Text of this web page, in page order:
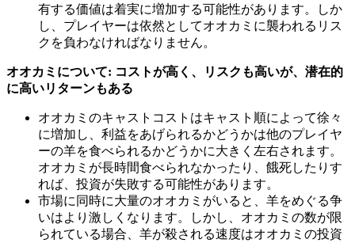
有する価値は着実に増加する可能性があります。しか
し、プレイヤーは依然としてオオカミに襲われるリス
クを負わなければなりません。
オオカミについて: コストが高く、リスクも高いが、潜在的
に高いリターンもある
オオカミのキャストコストはキャスト順によって徐々
に増加し、利益をあげられるかどうかは他のプレイヤ
ーの羊を食べられるかどうかに大きく左右されます。
オオカミが長時間食べられなかったり、餓死したりす
れば、投資が失敗する可能性があります。
市場に同時に大量のオオカミがいると、羊をめぐる争
いはより激しくなります。しかし、オオカミの数が限
られている場合、羊が殺される速度はオオカミの投資